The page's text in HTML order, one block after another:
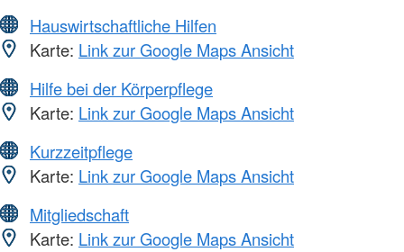
Hauswirtschaftliche Hilfen
Karte: Link zur Google Maps Ansicht
Hilfe bei der Körperpflege
Karte: Link zur Google Maps Ansicht
Kurzzeitpflege
Karte: Link zur Google Maps Ansicht
Mitgliedschaft
Karte: Link zur Google Maps Ansicht